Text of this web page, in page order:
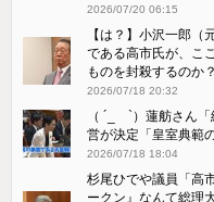
2026/07/20 06:15
【は？】小沢一郎
である高市氏が、こ
ものを封殺するのか
2026/07/18 20:32
（ ´_ゝ`）蓮舫さん
営が決定「皇室典範
2026/07/18 18:04
杉尾ひでや議員「高
ークン』なんて総理